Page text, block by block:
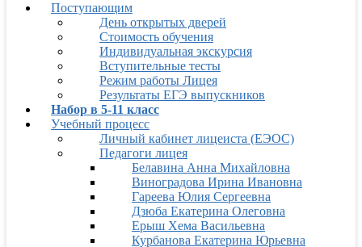
Поступающим
День открытых дверей
Стоимость обучения
Индивидуальная экскурсия
Вступительные тесты
Режим работы Лицея
Результаты ЕГЭ выпускников
Набор в 5-11 класс
Учебный процесс
Личный кабинет лицеиста (ЕЭОС)
Педагоги лицея
Белавина Анна Михайловна
Виноградова Ирина Ивановна
Гареева Юлия Сергеевна
Дзюба Екатерина Олеговна
Ерыш Хема Васильевна
Курбанова Екатерина Юрьевна